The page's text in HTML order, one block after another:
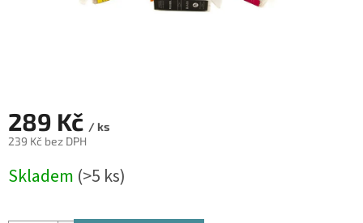
289 Kč / ks
239 Kč bez DPH
cena:
Skladem (>5 ks)